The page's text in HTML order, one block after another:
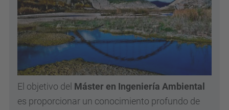
El objetivo del Máster en Ingeniería Ambiental
es proporcionar un conocimiento profundo de